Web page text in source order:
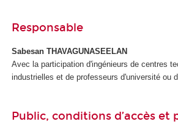
Responsable
Sabesan THAVAGUNASEELAN
Avec la participation d'ingénieurs de centres
industrielles et de professeurs d'université ou
Public, conditions d’accès et